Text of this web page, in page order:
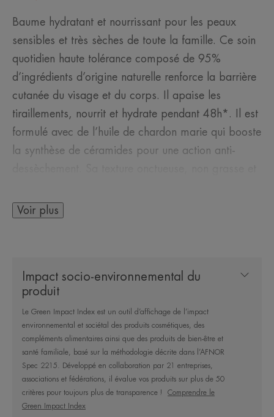
Baume hydratant et nourrissant pour les peaux
sensibles et très sèches de toute la famille. Ce soin
quotidien haute tolérance composé de 95%
d’ingrédients d’origine naturelle renforce la barrière
cutanée du visage et du corps. Il apaise les
tiraillements, nourrit et hydrate pendant 48h*. Il est
formulé avec de l’huile de chardon marie qui booste
la synthèse de céramides pour une action anti-
express. Il bénéficie d'une démarche
*Test instrumental, 30 sujets, 2 fois/j durant 7 j.
**hors pompe
Avantages
Baume hydratant à absorption rapide pour
habillage express, formulé à base de 95%
d’ingrédients d’origine naturelle
Voir plus
Impact socio-environnemental du
produit
Le Green Impact Index est un outil d’affichage de l’impact
environnemental et sociétal des produits cosmétiques, des
compléments alimentaires ainsi que des produits de bien-être et
santé familiale, basé sur la méthodologie décrite dans l’AFNOR
Spec 2215. Développé en collaboration par 21 entreprises,
associations et fédérations, il évalue vos produits sur plus de 50
critères pour toujours plus de transparence !
Comprendre le
Green Impact Index